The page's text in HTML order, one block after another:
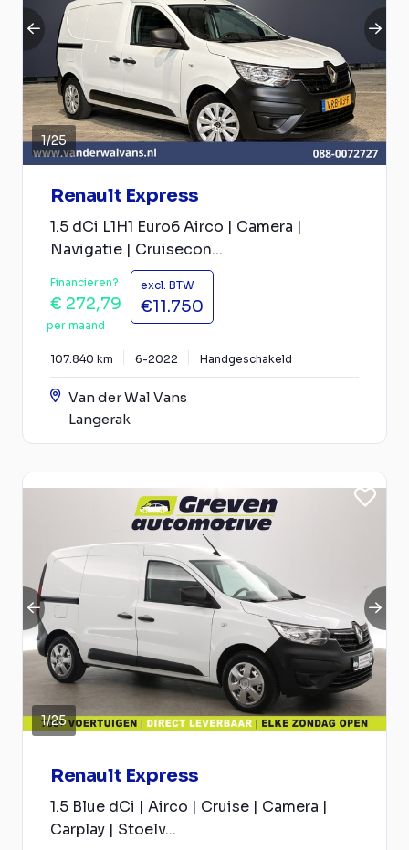
1/25
Renault Express
1.5 dCi L1H1 Euro6 Airco | Camera |
Navigatie | Cruisecon...
Financieren?
€ 272,79
per maand
excl. BTW
€11.750
107.840 km 6-2022 Handgeschakeld
Van der Wal Vans
Langerak
1/25
Renault Express
1.5 Blue dCi | Airco | Cruise | Camera |
Carplay | Stoelv...